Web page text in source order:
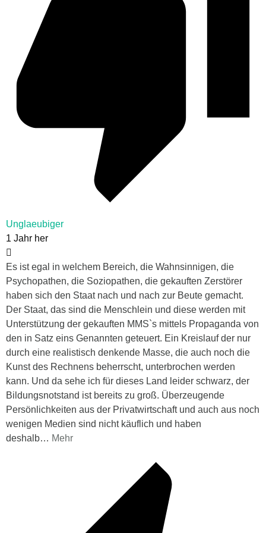
Unglaeubiger
1 Jahr her
Es ist egal in welchem Bereich, die Wahnsinnigen, die
Psychopathen, die Soziopathen, die gekauften Zerstörer
haben sich den Staat nach und nach zur Beute gemacht.
Der Staat, das sind die Menschlein und diese werden mit
Unterstützung der gekauften MMS`s mittels Propaganda von
den in Satz eins Genannten geteuert. Ein Kreislauf der nur
durch eine realistisch denkende Masse, die auch noch die
Kunst des Rechnens beherrscht, unterbrochen werden
kann. Und da sehe ich für dieses Land leider schwarz, der
Bildungsnotstand ist bereits zu groß. Überzeugende
Persönlichkeiten aus der Privatwirtschaft und auch aus noch
wenigen Medien sind nicht käuflich und haben
deshalb… Mehr